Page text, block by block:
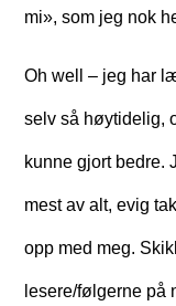
mi», som jeg nok
Oh well – jeg har
selv så høytidelig,
kunne gjort bedre.
mest av alt, evig
opp med meg.
lesere/følgerne på